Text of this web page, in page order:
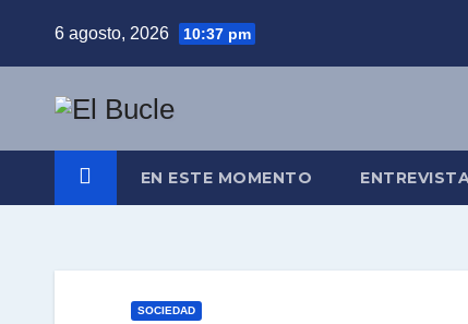
6 agosto, 2026 10:37 pm
EN ESTE MOMENTO
SOCIEDAD